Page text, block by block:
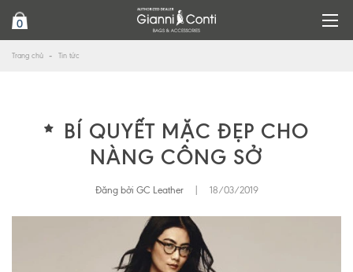
0
Trang chủ Tin tức
BÍ QUYẾT MẶC ĐẸP CHO
NÀNG CÔNG SỞ
Đăng bởi GC Leather 18/03/2019